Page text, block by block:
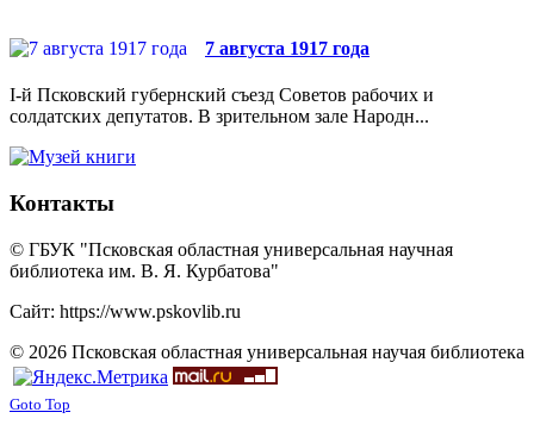
7 августа 1917 года
I-й Псковский губернский съезд Советов рабочих и
солдатских депутатов. В зрительном зале Народн...
Контакты
© ГБУК "Псковская областная универсальная научная
библиотека им. В. Я. Курбатова"
Сайт: https://www.pskovlib.ru
© 2026 Псковская областная универсальная научая библиотека
Goto Top